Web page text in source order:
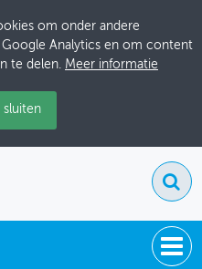
om onder andere
Analytics en om content
te delen. Meer informatie
sluiten